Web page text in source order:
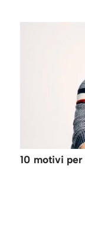
10 motivi